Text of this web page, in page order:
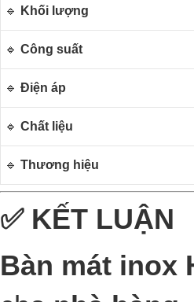
🔹 Khối lượng
🔹 Công suất
🔹 Điện áp
🔹 Chất liệu
🔹 Thương hiệu
✅ KẾT LUẬN
Bàn mát inox